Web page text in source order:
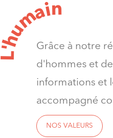
L
'
h
u
main
Grâce à notre
d'hommes et
informations et
accompagné
NOS VALEURS